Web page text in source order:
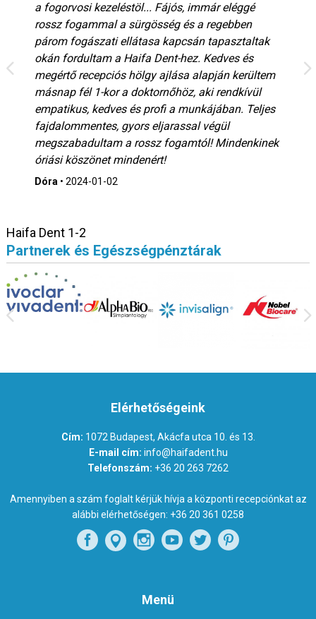
a fogorvosi kezeléstöl... Fájós, immár eléggé
rossz fogammal a sürgösség és a regebben
párom fogászati ellátasa kapcsán tapasztaltak
okán fordultam a Haifa Dent-hez. Kedves és
megértő recepciós hölgy ajlása alapján kerültem
másnap fél 1-kor a doktornőhöz, aki rendkívül
empatikus, kedves és profi a munkájában. Teljes
fajdalommentes, gyors eljarassal végül
megszabadultam a rossz fogamtól! Mindenkinek
óriási köszönet mindenért!
Dóra• 2024-01-02
Haifa Dent 1-2
Partnerek és Egészségpénztárak
Elérhetőségeink
Cím: 1072 Budapest, Akácfa utca 10. és 13.
E-mail cím: info@haifadent.hu
Telefonszám: +36 20 263 7262
Amennyiben a szám foglalt kérjük hívja a központi recepciónkat az
alábbi elérhetőségen: +36 20 361 0258
Menü